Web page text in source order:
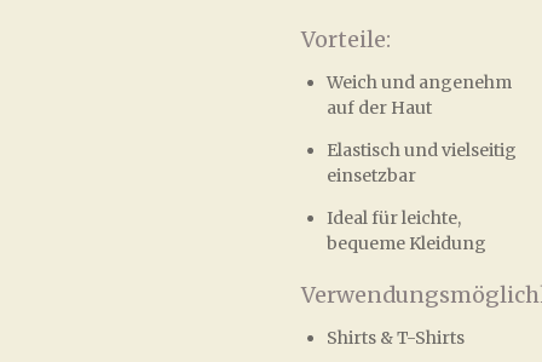
Vorteile:
Weich und angenehm
auf der Haut
Elastisch und vielseitig
einsetzbar
Ideal für leichte,
bequeme Kleidung
Shirts & T-Shirts